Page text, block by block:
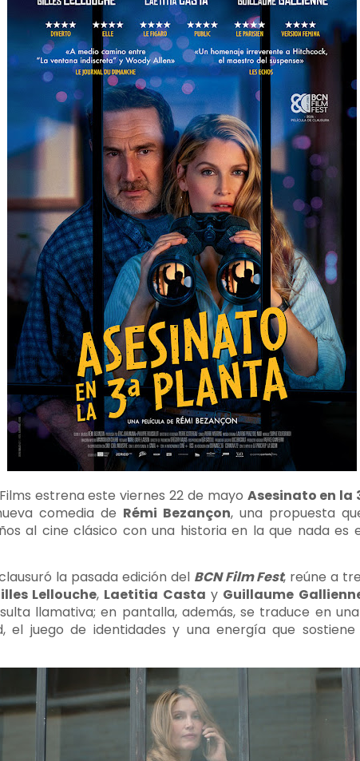
estrena este viernes 22 de mayo Asesinato en la
comedia de Rémi Bezançon, una propuesta
al cine clásico con una historia en la que nada es
la pasada edición del BCN Film Fest, reúne a
Lellouche, Laetitia Casta y Guillaume
llamativa; en pantalla, además, se traduce en
el juego de identidades y una energía que